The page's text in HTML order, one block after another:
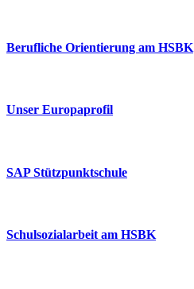
Berufliche Orientierung am HSBK
Unser Europaprofil
SAP Stützpunktschule
Schulsozialarbeit am HSBK